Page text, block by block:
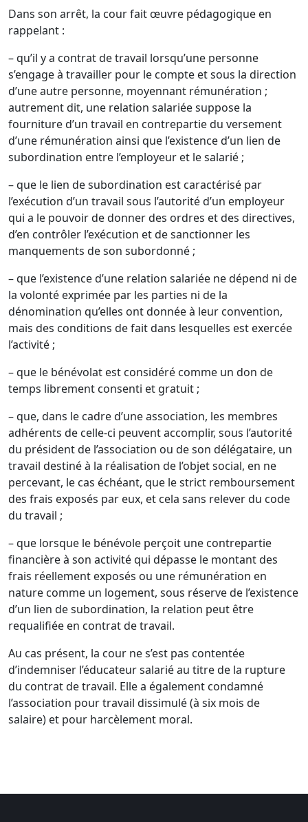
Dans son arrêt, la cour fait œuvre pédagogique en
rappelant :
– qu’il y a contrat de travail lorsqu’une personne
s’engage à travailler pour le compte et sous la direction
d’une autre personne, moyennant rémunération ;
autrement dit, une relation salariée suppose la
fourniture d’un travail en contrepartie du versement
d’une rémunération ainsi que l’existence d’un lien de
subordination entre l’employeur et le salarié ;
– que le lien de subordination est caractérisé par
l’exécution d’un travail sous l’autorité d’un employeur
qui a le pouvoir de donner des ordres et des directives,
d’en contrôler l’exécution et de sanctionner les
manquements de son subordonné ;
– que l’existence d’une relation salariée ne dépend ni de
la volonté exprimée par les parties ni de la
dénomination qu’elles ont donnée à leur convention,
mais des conditions de fait dans lesquelles est exercée
l’activité ;
– que le bénévolat est considéré comme un don de
temps librement consenti et gratuit ;
– que, dans le cadre d’une association, les membres
adhérents de celle-ci peuvent accomplir, sous l’autorité
du président de l’association ou de son délégataire, un
travail destiné à la réalisation de l’objet social, en ne
percevant, le cas échéant, que le strict remboursement
des frais exposés par eux, et cela sans relever du code
du travail ;
– que lorsque le bénévole perçoit une contrepartie
financière à son activité qui dépasse le montant des
frais réellement exposés ou une rémunération en
nature comme un logement, sous réserve de l’existence
d’un lien de subordination, la relation peut être
requalifiée en contrat de travail.
Au cas présent, la cour ne s’est pas contentée
d’indemniser l’éducateur salarié au titre de la rupture
du contrat de travail. Elle a également condamné
l’association pour travail dissimulé (à six mois de
salaire) et pour harcèlement moral.